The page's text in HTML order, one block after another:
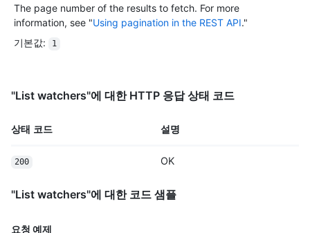
The page number of the results to fetch. For more
information, see "Using pagination in the REST API."
기본값: 1
"List watchers"에 대한 HTTP 응답 상태 코드
상태 코드 설명
200 OK
"List watchers"에 대한 코드 샘플
요청 예제